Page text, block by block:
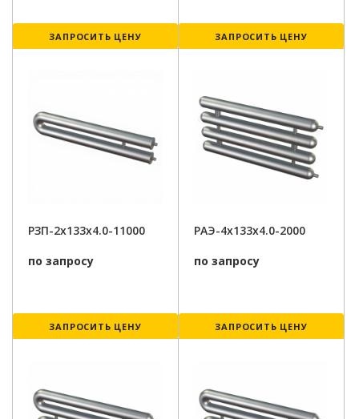
ЗАПРОСИТЬ ЦЕНУ ЗАПРОСИТЬ ЦЕНУ
РЗП-2x133x4.0-11000
по запросу
ЗАПРОСИТЬ ЦЕНУ
РАЭ-4x133x4.0-2000
по запросу
ЗАПРОСИТЬ ЦЕНУ